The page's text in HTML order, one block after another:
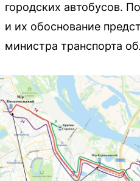
городских автобусов.
и их обоснование
министра транспорта